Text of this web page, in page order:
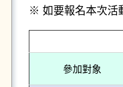
※ 如要報名本次活
參加對象